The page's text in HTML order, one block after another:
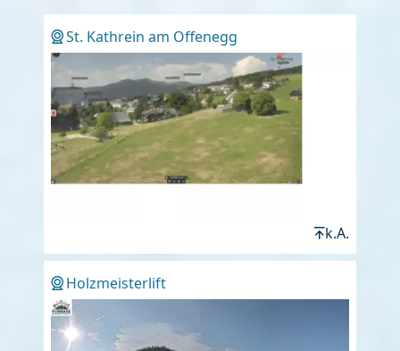
St. Kathrein am Offenegg
k.A.
Holzmeisterlift